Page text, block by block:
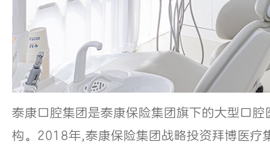
泰康口腔集团是泰康保险集团旗下的大型口
构。2018年,泰康保险集团战略投资拜博医疗